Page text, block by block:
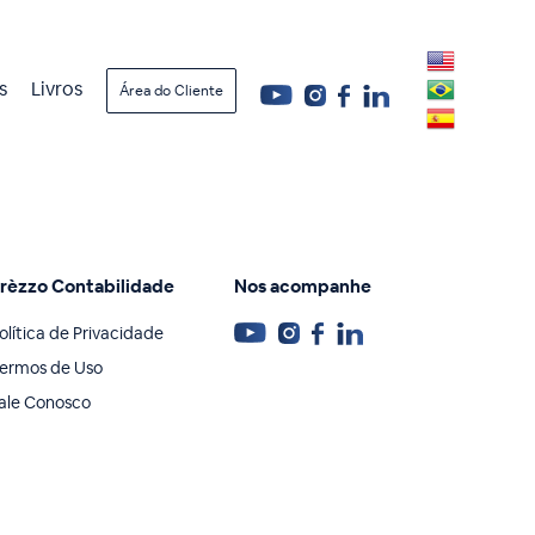
Livros Área do Cliente
Contabilidade
de Privacidade
de Uso
Conosco
Nos acompanhe